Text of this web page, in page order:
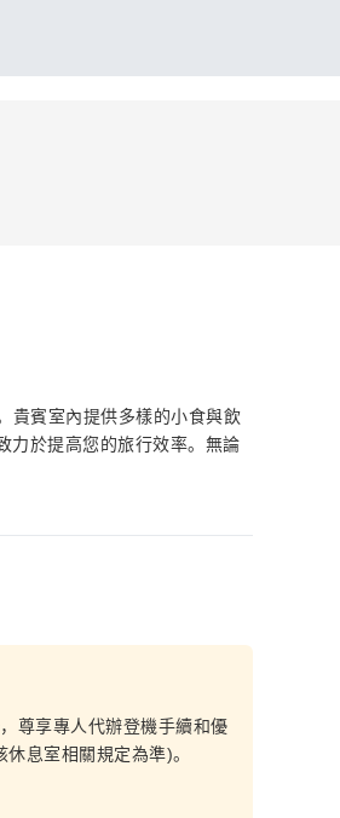
貴賓室內提供多樣的小食與飲
力於提高您的旅行效率。無論
尊享專人代辦登機手續和優
息室相關規定為準)。